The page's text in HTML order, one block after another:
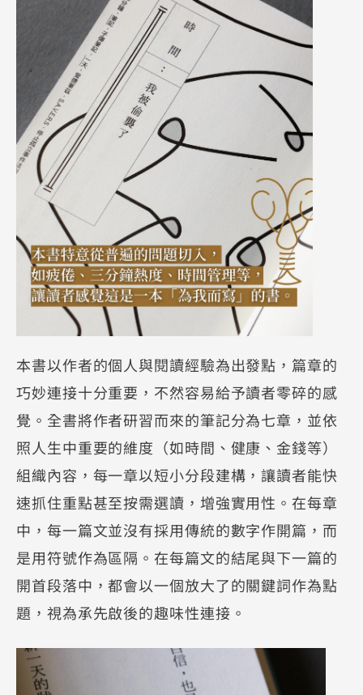
本書以作者的個人與閱讀經驗為出發點，篇章的
巧妙連接十分重要，不然容易給予讀者零碎的感
覺。全書將作者研習而來的筆記分為七章，並依
照人生中重要的維度（如時間、健康、金錢等）
組織內容，每一章以短小分段建構，讓讀者能快
速抓住重點甚至按需選讀，增強實用性。在每章
中，每一篇文並沒有採用傳統的數字作開篇，而
是用符號作為區隔。在每篇文的結尾與下一篇的
開首段落中，都會以一個放大了的關鍵詞作為點
題，視為承先啟後的趣味性連接。